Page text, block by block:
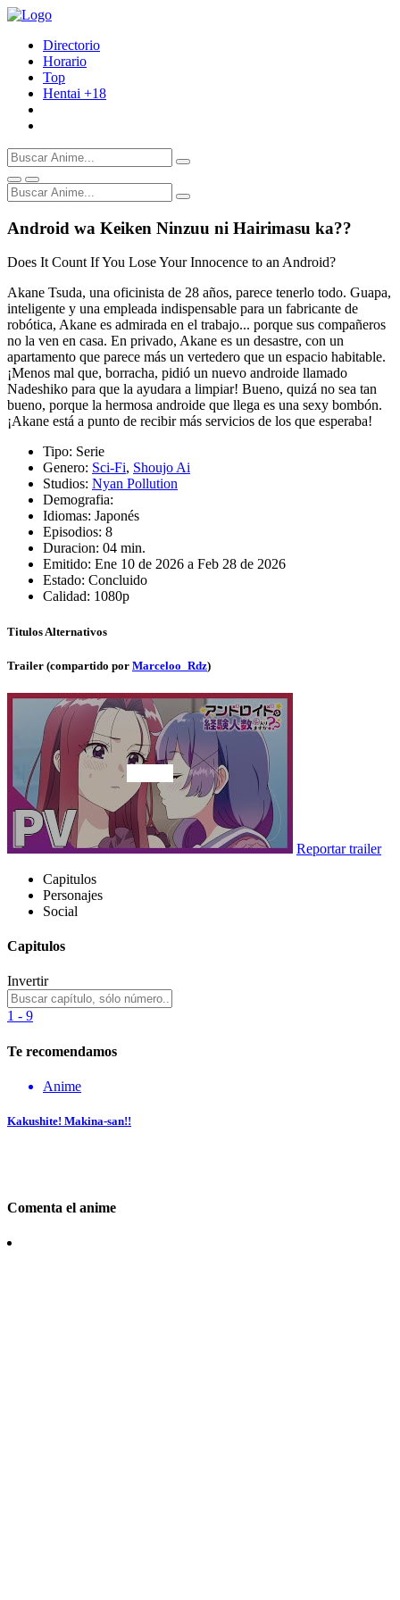
Directorio
Horario
Top
Hentai +18
Android wa Keiken Ninzuu ni Hairimasu ka??
Does It Count If You Lose Your Innocence to an Android?
Akane Tsuda, una oficinista de 28 años, parece tenerlo todo. Guapa,
inteligente y una empleada indispensable para un fabricante de
robótica, Akane es admirada en el trabajo... porque sus compañeros
no la ven en casa. En privado, Akane es un desastre, con un
apartamento que parece más un vertedero que un espacio habitable.
¡Menos mal que, borracha, pidió un nuevo androide llamado
Nadeshiko para que la ayudara a limpiar! Bueno, quizá no sea tan
bueno, porque la hermosa androide que llega es una sexy bombón.
¡Akane está a punto de recibir más servicios de los que esperaba!
Tipo: Serie
Genero: Sci-Fi, Shoujo Ai
Studios: Nyan Pollution
Demografia:
Idiomas: Japonés
Episodios: 8
Duracion: 04 min.
Emitido: Ene 10 de 2026 a Feb 28 de 2026
Estado: Concluido
Calidad: 1080p
Titulos Alternativos
Trailer (compartido por Marceloo_Rdz)
Reportar trailer
Capitulos
Personajes
Social
Capitulos
Invertir
1 - 9
Te recomendamos
Anime
Kakushite! Makina-san!!
Comenta el anime